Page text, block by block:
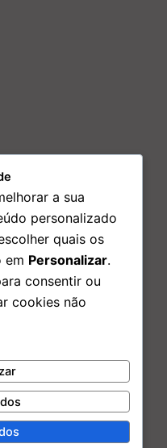
17º andar Centro, Rio de
a sua
personalizado
quais os
em Personalizar.
consentir ou
cookies não